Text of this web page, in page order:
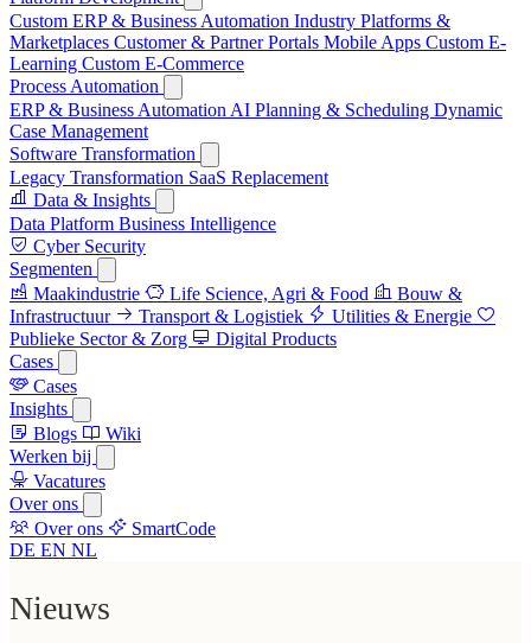
Custom ERP & Business Automation Industry Platforms &
Marketplaces Customer & Partner Portals Mobile Apps Custom E-
Learning Custom E-Commerce
Process Automation
ERP & Business Automation AI Planning & Scheduling Dynamic
Case Management
Software Transformation
Legacy Transformation SaaS Replacement
Data & Insights
Data Platform Business Intelligence
Cyber Security
Segmenten
Maakindustrie
Life Science, Agri & Food
Bouw &
Infrastructuur
Transport & Logistiek
Utilities & Energie
Publieke Sector & Zorg
Digital Products
Cases
Cases
Insights
Blogs
Wiki
Werken bij
Vacatures
Over ons
Over ons
SmartCode
DE EN NL
Nieuws